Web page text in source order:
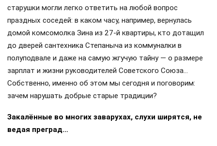
старушки могли легко ответить на любой вопрос
праздных соседей: в каком часу, например, вернулась
домой комсомолка Зина из 27-й квартиры, кто дотащил
до дверей сантехника Степаныча из коммуналки в
полуподвале и даже на самую жгучую тайну — о размере
зарплат и жизни руководителей Советского Союза…
Собственно, именно об этом мы сегодня и поговорим:
зачем нарушать добрые старые традиции?
Закалённые во многих заварухах, слухи ширятся, не
ведая преград…